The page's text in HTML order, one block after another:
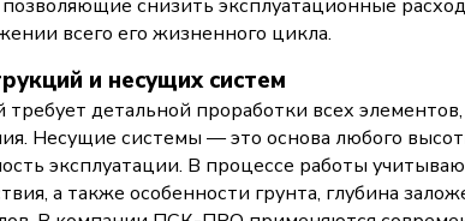
снизить эксплуатационные
всего его жизненного цикла.
и несущих систем
детальной проработки всех
Несущие системы — это основа любого
эксплуатации. В процессе работы
а также особенности грунта, глубина